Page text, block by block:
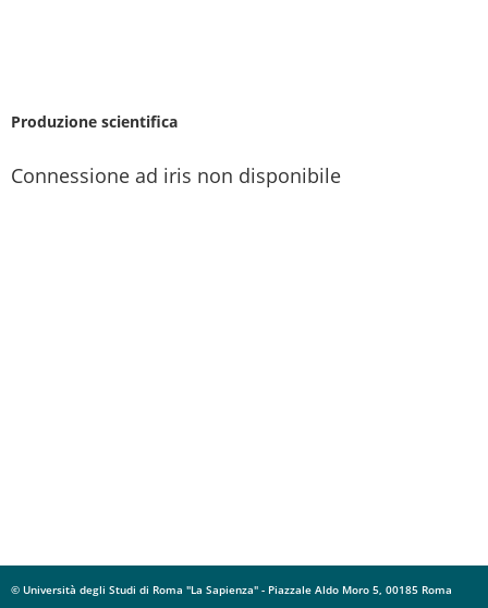
Produzione scientifica
Connessione ad iris non disponibile
© Università degli Studi di Roma "La Sapienza" - Piazzale Aldo Moro 5, 00185 Roma